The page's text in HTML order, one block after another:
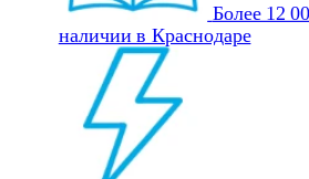
Более 12
наличии в Краснодаре